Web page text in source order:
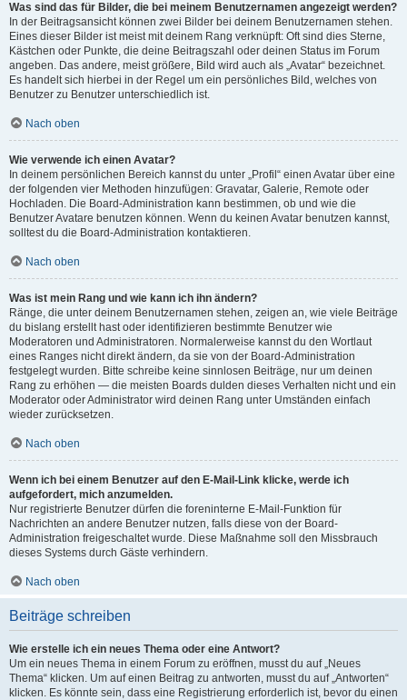
Was sind das für Bilder, die bei meinem Benutzernamen angezeigt werden?
In der Beitragsansicht können zwei Bilder bei deinem Benutzernamen stehen.
Eines dieser Bilder ist meist mit deinem Rang verknüpft: Oft sind dies Sterne,
Kästchen oder Punkte, die deine Beitragszahl oder deinen Status im Forum
angeben. Das andere, meist größere, Bild wird auch als „Avatar“ bezeichnet.
Es handelt sich hierbei in der Regel um ein persönliches Bild, welches von
Benutzer zu Benutzer unterschiedlich ist.
Nach oben
Wie verwende ich einen Avatar?
In deinem persönlichen Bereich kannst du unter „Profil“ einen Avatar über eine
der folgenden vier Methoden hinzufügen: Gravatar, Galerie, Remote oder
Hochladen. Die Board-Administration kann bestimmen, ob und wie die
Benutzer Avatare benutzen können. Wenn du keinen Avatar benutzen kannst,
solltest du die Board-Administration kontaktieren.
Nach oben
Was ist mein Rang und wie kann ich ihn ändern?
Ränge, die unter deinem Benutzernamen stehen, zeigen an, wie viele Beiträge
du bislang erstellt hast oder identifizieren bestimmte Benutzer wie
Moderatoren und Administratoren. Normalerweise kannst du den Wortlaut
eines Ranges nicht direkt ändern, da sie von der Board-Administration
festgelegt wurden. Bitte schreibe keine sinnlosen Beiträge, nur um deinen
Rang zu erhöhen — die meisten Boards dulden dieses Verhalten nicht und ein
Moderator oder Administrator wird deinen Rang unter Umständen einfach
wieder zurücksetzen.
Nach oben
Wenn ich bei einem Benutzer auf den E-Mail-Link klicke, werde ich
aufgefordert, mich anzumelden.
Nur registrierte Benutzer dürfen die foreninterne E-Mail-Funktion für
Nachrichten an andere Benutzer nutzen, falls diese von der Board-
Administration freigeschaltet wurde. Diese Maßnahme soll den Missbrauch
dieses Systems durch Gäste verhindern.
Nach oben
Beiträge schreiben
Wie erstelle ich ein neues Thema oder eine Antwort?
Um ein neues Thema in einem Forum zu eröffnen, musst du auf „Neues
Thema“ klicken. Um auf einen Beitrag zu antworten, musst du auf „Antworten“
klicken. Es könnte sein, dass eine Registrierung erforderlich ist, bevor du einen